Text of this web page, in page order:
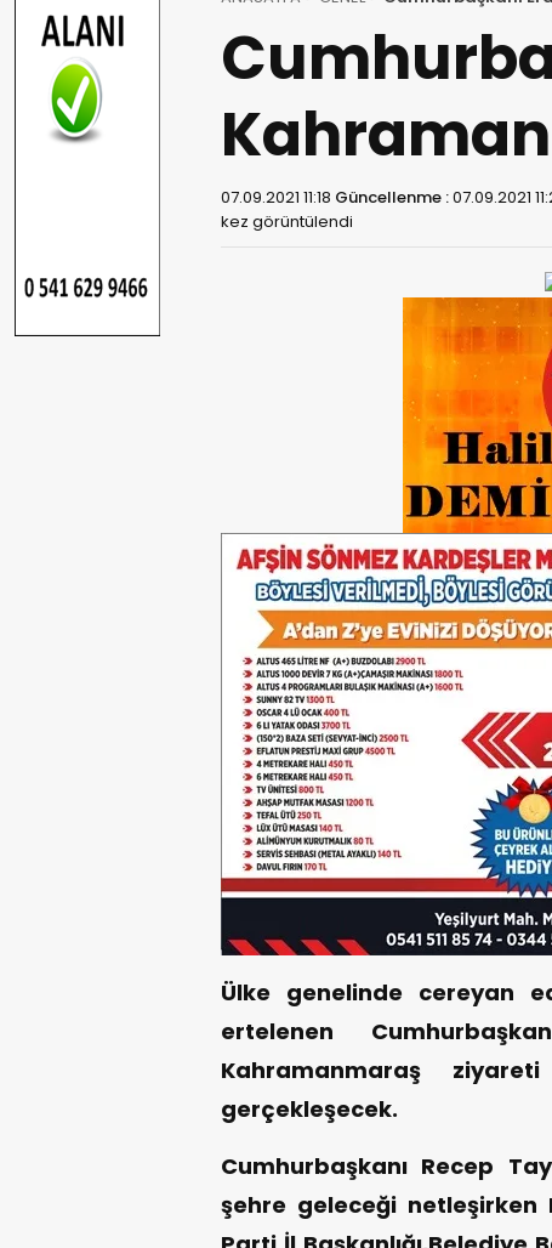
07.09.2021 11:18 Güncellenme :07.09.2021
kez görüntülendi
Ülke genelinde cereyan
ertelenen
Kahramanmaraş
gerçekleşecek.
Cumhurbaşkanı Recep
şehre geleceği netleşirken